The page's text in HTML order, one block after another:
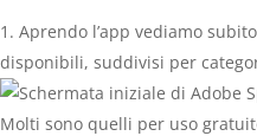
Aprendo l’app vediamo
disponibili, suddivisi per
Molti sono quelli per uso